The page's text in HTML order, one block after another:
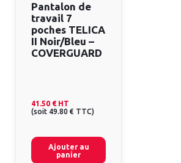
Pantalon de
travail 7
poches TELICA
II Noir/Bleu –
COVERGUARD
41.50 € HT
(soit 49.80 € TTC)
Ajouter au
panier